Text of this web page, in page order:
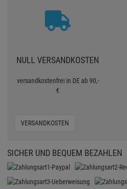
NULL VERSANDKOSTEN
versandkostenfrei in DE ab 90,-
€
VERSANDKOSTEN
SICHER UND BEQUEM BEZAHLEN